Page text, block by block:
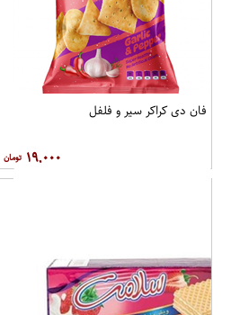
فان دی کراکر سیر و فلفل
۱۹,۰۰۰